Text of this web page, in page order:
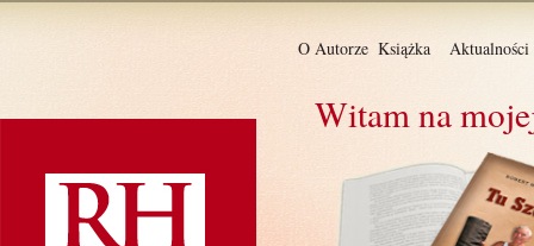
O Autorze Książka Aktualności
Witam na